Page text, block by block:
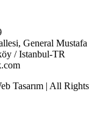
General
/ Istanbul-TR
Tasarım | All